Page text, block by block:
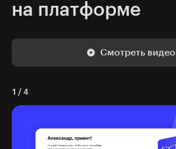
на платформе
Смотреть видео
1 / 4